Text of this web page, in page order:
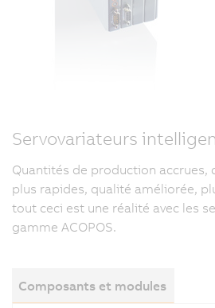
Servovariateurs
Quantités de production accrues,
plus rapides, qualité améliorée,
tout ceci est une réalité avec les
gamme ACOPOS.
Composants et modules